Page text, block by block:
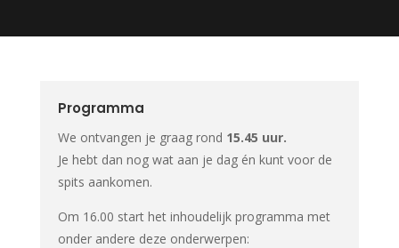
Programma
We ontvangen je graag rond 15.45 uur.
Je hebt dan nog wat aan je dag én kunt voor de
spits aankomen.
Om 16.00 start het inhoudelijk programma met
onder andere deze onderwerpen: